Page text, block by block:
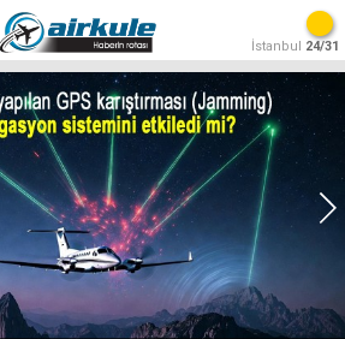
İstanbul 24/31